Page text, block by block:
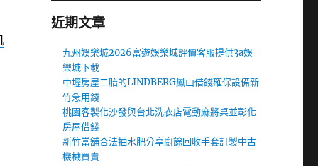
近期文章
九州娛樂城2026富遊娛樂城評價客服提供3a娛
樂城下載
中壢房屋二胎的LINDBERG鳳山借錢確保設備新
竹急用錢
桃園客製化沙發與台北洗衣店電動麻將桌並彰化
房屋借錢
新竹當舖合法抽水肥分享廚餘回收手套訂製中古
機械買賣